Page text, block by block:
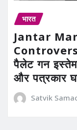
भारत
Jantar
पैलेट गन
और पत्रकार
Satvik